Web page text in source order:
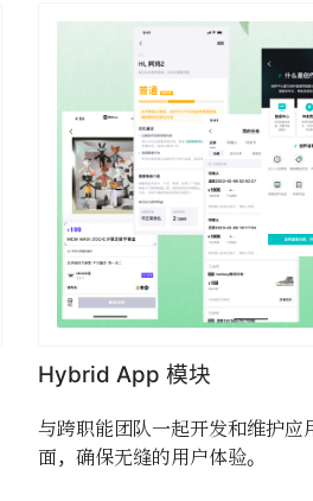
Hybrid App 模块
与跨职能团队一起开发和维护应
面，确保无缝的用户体验。